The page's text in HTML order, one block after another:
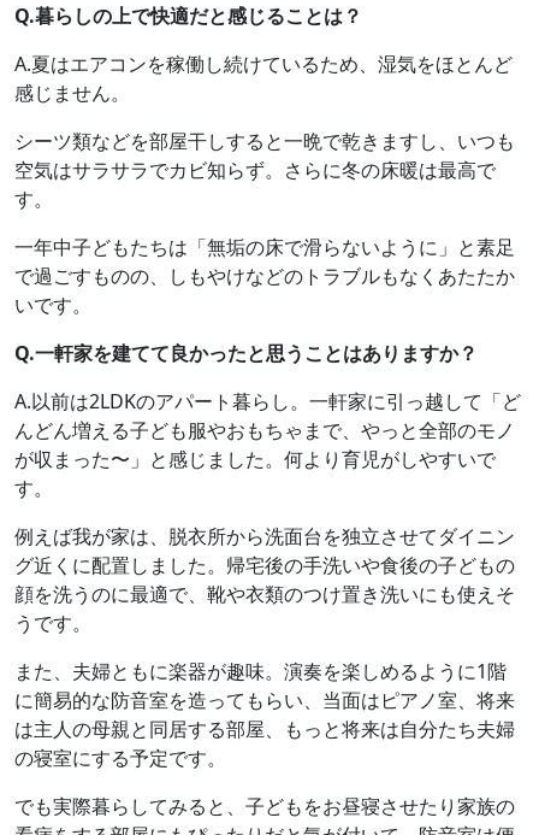
Q.暮らしの上で快適だと感じることは？
A.夏はエアコンを稼働し続けているため、湿気をほとんど
感じません。
シーツ類などを部屋干しすると一晩で乾きますし、いつも
空気はサラサラでカビ知らず。さらに冬の床暖は最高で
す。
一年中子どもたちは「無垢の床で滑らないように」と素足
で過ごすものの、しもやけなどのトラブルもなくあたたか
いです。
Q.一軒家を建てて良かったと思うことはありますか？
A.以前は2LDKのアパート暮らし。一軒家に引っ越して「ど
んどん増える子ども服やおもちゃまで、やっと全部のモノ
が収まった〜」と感じました。何より育児がしやすいで
す。
例えば我が家は、脱衣所から洗面台を独立させてダイニン
グ近くに配置しました。帰宅後の手洗いや食後の子どもの
顔を洗うのに最適で、靴や衣類のつけ置き洗いにも使えそ
うです。
また、夫婦ともに楽器が趣味。演奏を楽しめるように1階
に簡易的な防音室を造ってもらい、当面はピアノ室、将来
は主人の母親と同居する部屋、もっと将来は自分たち夫婦
の寝室にする予定です。
でも実際暮らしてみると、子どもをお昼寝させたり家族の